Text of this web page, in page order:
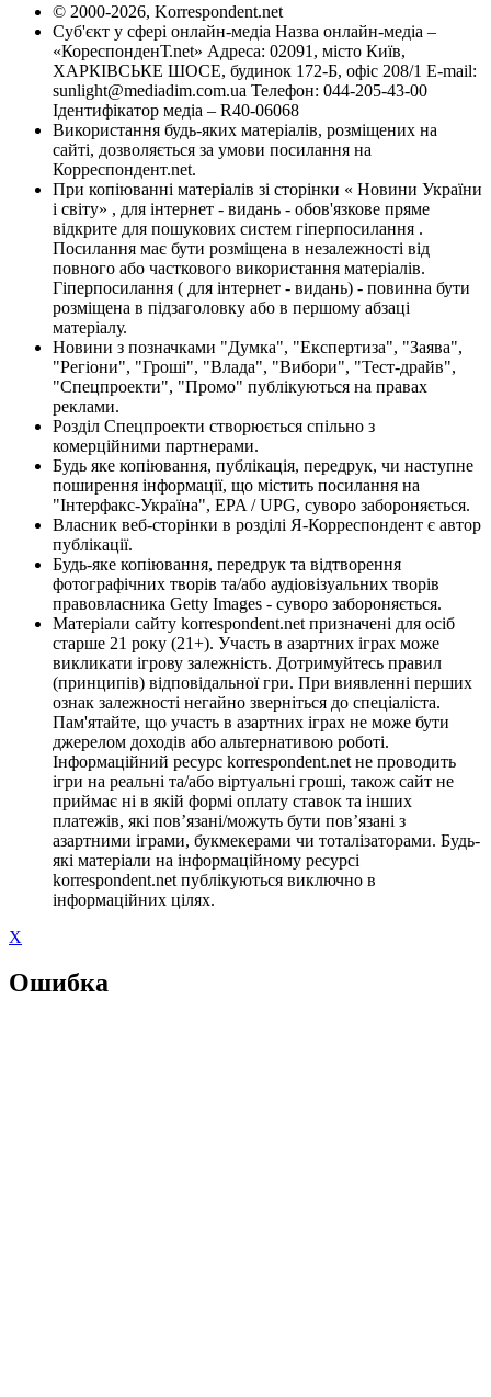
© 2000-2026, Korrespondent.net
Суб'єкт у сфері онлайн-медіа Назва онлайн-медіа –
«КореспонденТ.net» Адреса: 02091, місто Київ,
ХАРКІВСЬКЕ ШОСЕ, будинок 172-Б, офіс 208/1 E-mail:
sunlight@mediadim.com.ua Телефон: 044-205-43-00
Ідентифікатор медіа – R40-06068
Використання будь-яких матеріалів, розміщених на
сайті, дозволяється за умови посилання на
Корреспондент.net.
При копіюванні матеріалів зі сторінки « Новини України
і світу» , для інтернет - видань - обов'язкове пряме
відкрите для пошукових систем гіперпосилання .
Посилання має бути розміщена в незалежності від
повного або часткового використання матеріалів.
Гіперпосилання ( для інтернет - видань) - повинна бути
розміщена в підзаголовку або в першому абзаці
матеріалу.
Новини з позначками "Думка", "Експертиза", "Заява",
"Регіони", "Гроші", "Влада", "Вибори", "Тест-драйв",
"Спецпроекти", "Промо" публікуються на правах
реклами.
Розділ Спецпроекти створюється спільно з
комерційними партнерами.
Будь яке копіювання, публікація, передрук, чи наступне
поширення інформації, що містить посилання на
"Інтерфакс-Україна", EPA / UPG, суворо забороняється.
Власник веб-сторінки в розділі Я-Корреспондент є автор
публікації.
Будь-яке копіювання, передрук та відтворення
фотографічних творів та/або аудіовізуальних творів
правовласника Getty Images - суворо забороняється.
Матеріали сайту korrespondent.net призначені для осіб
старше 21 року (21+). Участь в азартних іграх може
викликати ігрову залежність. Дотримуйтесь правил
(принципів) відповідальної гри. При виявленні перших
ознак залежності негайно зверніться до спеціаліста.
Пам'ятайте, що участь в азартних іграх не може бути
джерелом доходів або альтернативою роботі.
Інформаційний ресурс korrespondent.net не проводить
ігри на реальні та/або віртуальні гроші, також сайт не
приймає ні в якій формі оплату ставок та інших
платежів, які пов’язані/можуть бути пов’язані з
азартними іграми, букмекерами чи тоталізаторами. Будь-
які матеріали на інформаційному ресурсі
korrespondent.net публікуються виключно в
інформаційних цілях.
X
Ошибка